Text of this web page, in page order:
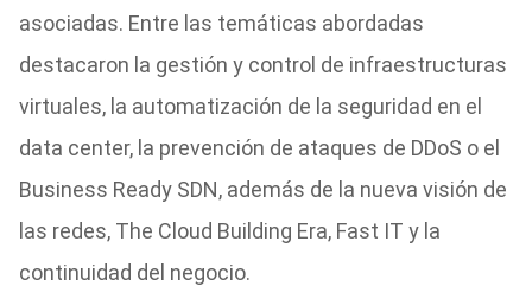
asociadas. Entre las temáticas abordadas
destacaron la gestión y control de infraestructuras
virtuales, la automatización de la seguridad en el
data center, la prevención de ataques de DDoS o el
Business Ready SDN, además de la nueva visión de
las redes, The Cloud Building Era, Fast IT y la
continuidad del negocio.